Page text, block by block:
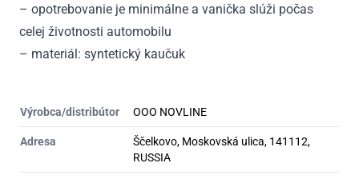
– opotrebovanie je minimálne a vanička slúži počas
celej životnosti automobilu
– materiál: syntetický kaučuk
Výrobca/distribútor OOO NOVLINE
Adresa
Ščelkovo, Moskovská ulica, 141112,
RUSSIA